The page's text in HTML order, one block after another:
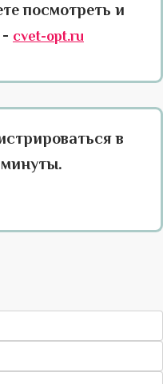
посмотреть и
cvet-opt.ru
в